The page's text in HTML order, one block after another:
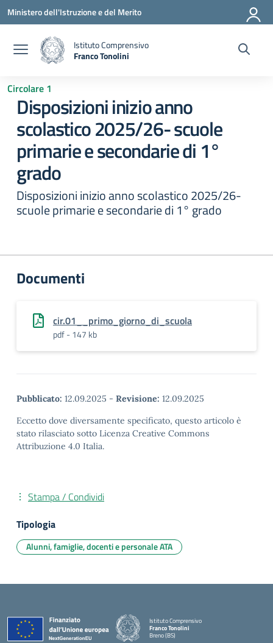
Vai ai contenuti
Vai al menu di navigazione
Vai al footer
Ministero dell'Istruzione e del Merito
Istituto Comprensivo
Franco Tonolini
Circolare 1
Disposizioni inizio anno
scolastico 2025/26- scuole
primarie e secondarie di 1°
grado
Disposizioni inizio anno scolastico 2025/26-
scuole primarie e secondarie di 1° grado
Documenti
cir.01__primo_giorno_di_scuola
pdf - 147 kb
Pubblicato: 12.09.2025 - Revisione: 12.09.2025
Eccetto dove diversamente specificato, questo articolo è
stato rilasciato sotto Licenza Creative Commons
Attribuzione 4.0 Italia.
Stampa / Condividi
Tipologia
Alunni, famiglie, docenti e personale ATA
Istituto Comprensivo
Franco Tonolini
Breno (BS)